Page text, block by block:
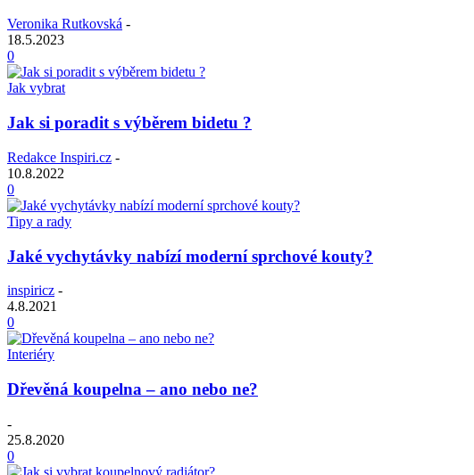
Veronika Rutkovská -
18.5.2023
0
Jak vybrat
Jak si poradit s výběrem bidetu ?
Redakce Inspiri.cz -
10.8.2022
0
Tipy a rady
Jaké vychytávky nabízí moderní sprchové kouty?
inspiricz -
4.8.2021
0
Interiéry
Dřevěná koupelna – ano nebo ne?
-
25.8.2020
0